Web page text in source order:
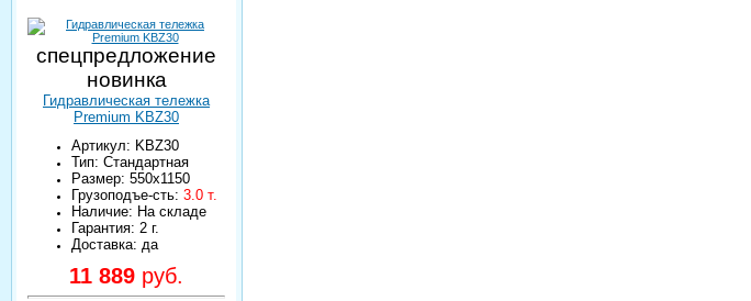
спецпредложение
новинка
Гидравлическая тележка
Premium KBZ30
Артикул: KBZ30
Тип: Стандартная
Размер: 550х1150
Грузоподъе-сть: 3.0 т.
Наличие: На складе
Гарантия: 2 г.
Доставка: да
11 889 руб.